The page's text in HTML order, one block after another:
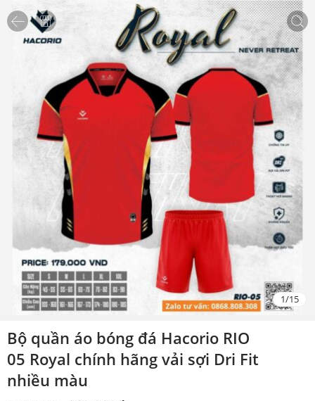
1/15
Bộ quần áo bóng đá Hacorio RIO
05 Royal chính hãng vải sợi Dri Fit
nhiều màu